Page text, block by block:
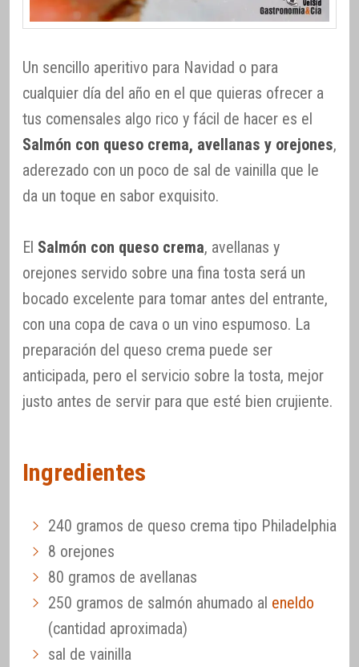
Un sencillo aperitivo para Navidad o para
cualquier día del año en el que quieras ofrecer a
tus comensales algo rico y fácil de hacer es el
Salmón con queso crema, avellanas y orejones,
aderezado con un poco de sal de vainilla que le
da un toque en sabor exquisito.
El Salmón con queso crema, avellanas y
orejones servido sobre una fina tosta será un
bocado excelente para tomar antes del entrante,
con una copa de cava o un vino espumoso. La
preparación del queso crema puede ser
anticipada, pero el servicio sobre la tosta, mejor
justo antes de servir para que esté bien crujiente.
Ingredientes
240 gramos de queso crema tipo Philadelphia
8 orejones
80 gramos de avellanas
250 gramos de salmón ahumado al eneldo
(cantidad aproximada)
sal de vainilla